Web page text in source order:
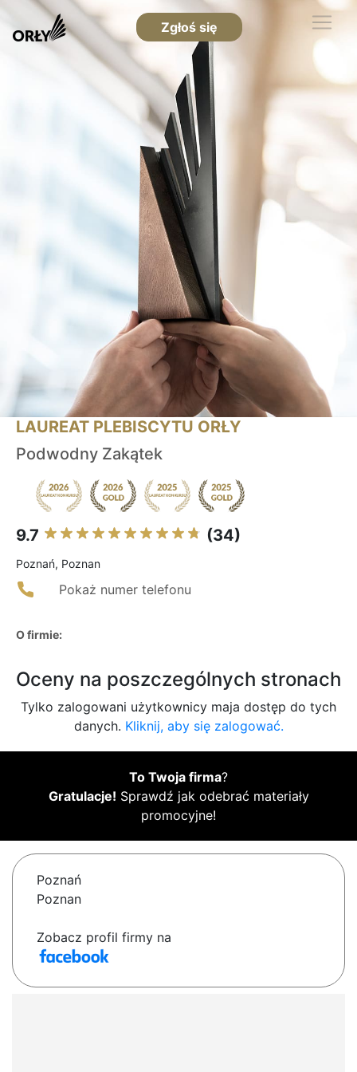
Zgłoś się
LAUREAT PLEBISCYTU ORŁY
Podwodny Zakątek
9.7 (34)
Poznań, Poznan
Pokaż numer telefonu
O firmie:
Oceny na poszczególnych stronach
Tylko zalogowani użytkownicy maja dostęp do tych
danych. Kliknij, aby się zalogować.
To Twoja firma?
Gratulacje! Sprawdź jak odebrać materiały
promocyjne!
Poznań
Poznan
Zobacz profil firmy na